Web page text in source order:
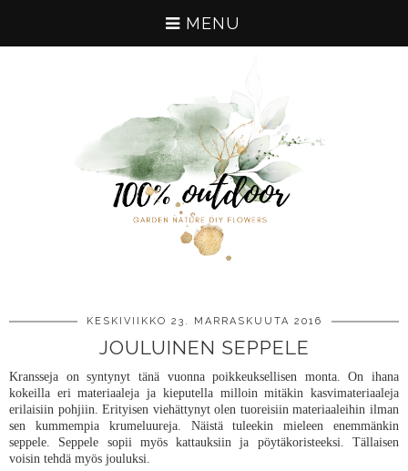
MENU
KESKIVIIKKO 23. MARRASKUUTA 2016
JOULUINEN SEPPELE
Kransseja on syntynyt tänä vuonna poikkeuksellisen monta. On ihana
kokeilla eri materiaaleja ja kieputella milloin mitäkin kasvimateriaaleja
erilaisiin pohjiin. Erityisen viehättynyt olen tuoreisiin materiaaleihin ilman
sen kummempia krumeluureja. Näistä tuleekin mieleen enemmänkin
seppele. Seppele sopii myös kattauksiin ja pöytäkoristeeksi. Tällaisen
voisin tehdä myös jouluksi.